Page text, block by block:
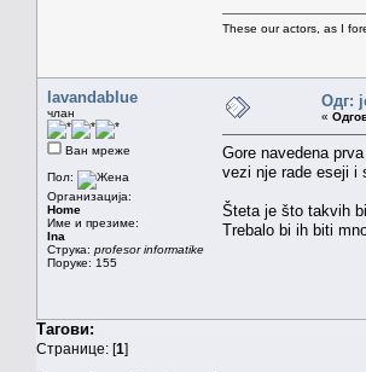
These our actors, as I
lavandablue
члан
Ван мреже
Пол:
Организација:
Home
Име и презиме:
Ina
Струка: profesor informatike
Поруке: 155
Одг:
«
Gore navedena
vezi nje rade eseji i
Šteta je što takvih
Trebalo bi ih biti
Тагови:
Странице: [1]